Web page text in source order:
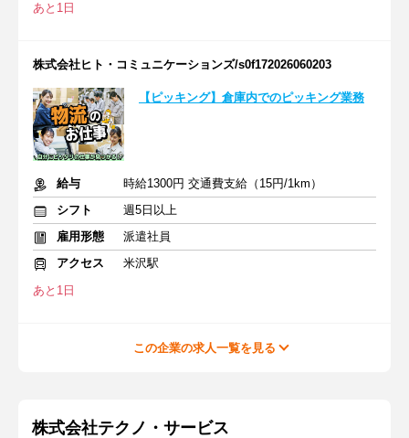
あと1日
株式会社ヒト・コミュニケーションズ/s0f172026060203
【ピッキング】倉庫内でのピッキング業務
給与
時給1300円 交通費支給（15円/1km）
シフト
週5日以上
雇用形態
派遣社員
アクセス
米沢駅
あと1日
この企業の求人一覧を見る
株式会社テクノ・サービス